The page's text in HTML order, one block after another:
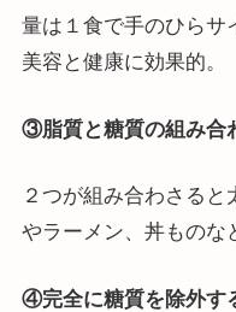
量は１食で手のひらサ
美容と健康に効果的。
③脂質と糖質の組み合
２つが組み合わさる
やラーメン、丼ものな
④完全に糖質を除外す